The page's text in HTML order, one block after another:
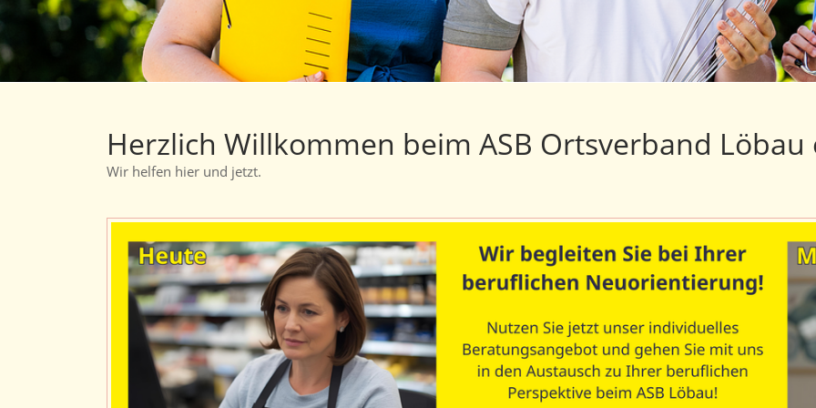
Herzlich Willkommen beim ASB Ortsverband Löbau
Wir helfen hier und jetzt.